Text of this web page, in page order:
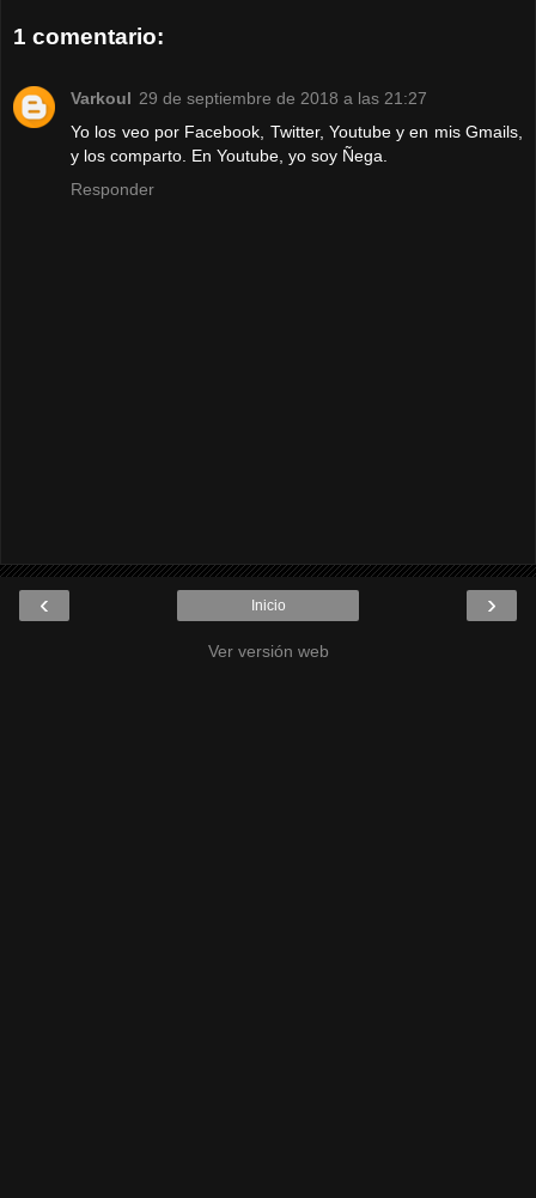
1 comentario:
Varkoul 29 de septiembre de 2018 a las 21:27
Yo los veo por Facebook, Twitter, Youtube y en mis Gmails,
y los comparto. En Youtube, yo soy Ñega.
Responder
‹ ›
Inicio
Ver versión web